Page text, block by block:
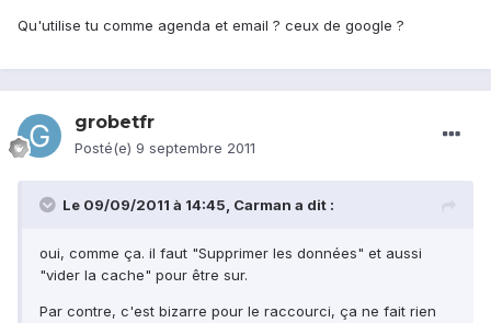
Qu'utilise tu comme agenda et email ? ceux de google ?
grobetfr
Posté(e) 9 septembre 2011
Le 09/09/2011 à 14:45, Carman a dit :
oui, comme ça. il faut "Supprimer les données" et aussi
"vider la cache" pour être sur.
Par contre, c'est bizarre pour le raccourci, ça ne fait rien